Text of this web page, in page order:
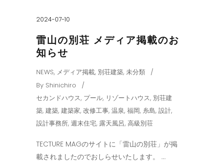
2024-07-10
雷山の別荘 メディア掲載のお
知らせ
NEWS, メディア掲載, 別荘建築, 未分類
By Shinichiro
セカンドハウス, プール, リゾートハウス, 別荘建
築, 建築, 建築家, 改修工事, 温泉, 福岡, 糸島, 設計,
設計事務所, 週末住宅, 露天風呂, 高級別荘
TECTURE MAGのサイトに「雷山の別荘」が掲
載されましたのでおしらせいたします。